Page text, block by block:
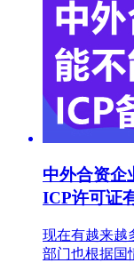
中外合资企
ICP许可证
现在有越来越
部门也根据国